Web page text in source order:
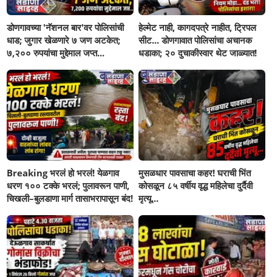
डोणगावच्या 'नॅशनल बार'वर पोलिसांची
धाड; जुगार खेळणारे ७ जण अटकेत;
७,२०० रुपयांचा मुद्देमाल जप्त...
हेल्मेट नाही, कागदपत्रे नाहीत, ट्रिपल
सीट... डोणगावात पोलिसांचा अचानक
धडाका; २० दुचाकीस्वार थेट जाळ्यात!
Breaking भरलं हो भरलं! येळगाव
धरण १०० टक्के भरलं; पुलावरून पाणी,
चिखली–बुलडाणा मार्ग तासाभरापासून बंद!
मुसळधार पावसाचा कहर! घराची भिंत
कोसळून ८५ वर्षीय वृद्ध महिलेचा दुर्दैवी
मृत्यू...